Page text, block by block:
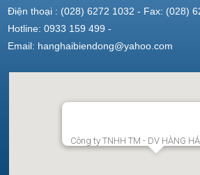
Điện thoại : (028) 6272 1032 - Fax: (028)
Hotline: 0933 159 499 -
Email: hanghaibiendong@yahoo.com
Công ty TNHH TM - DV HÀNG